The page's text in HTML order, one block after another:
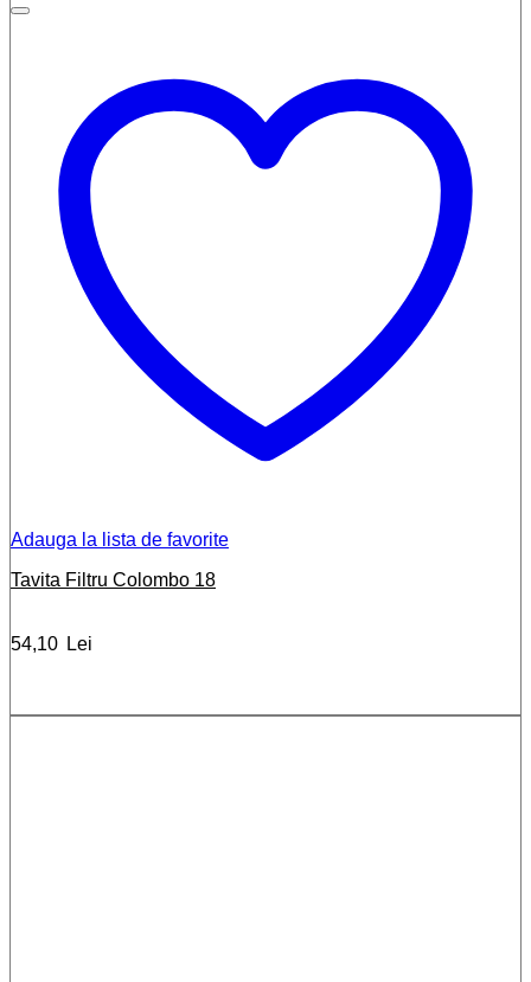
Adauga la lista de favorite
Tavita Filtru Colombo 18
54,10 Lei